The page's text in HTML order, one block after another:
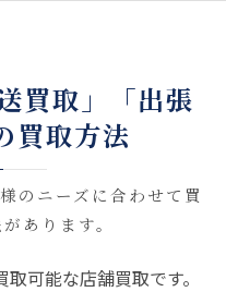
買取」「出張
買取方法
のニーズに合わせて買
あります。
可能な店舗買取です。